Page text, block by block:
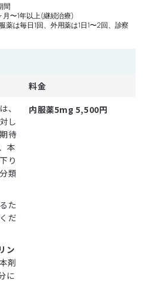
間
〜1年以上(継続治療)
薬は毎日1回、外用薬は1日1〜2回、診察
、
し
待
本
り
類
た
だ
ン
剤
に
料金
内服薬5mg 5,500円